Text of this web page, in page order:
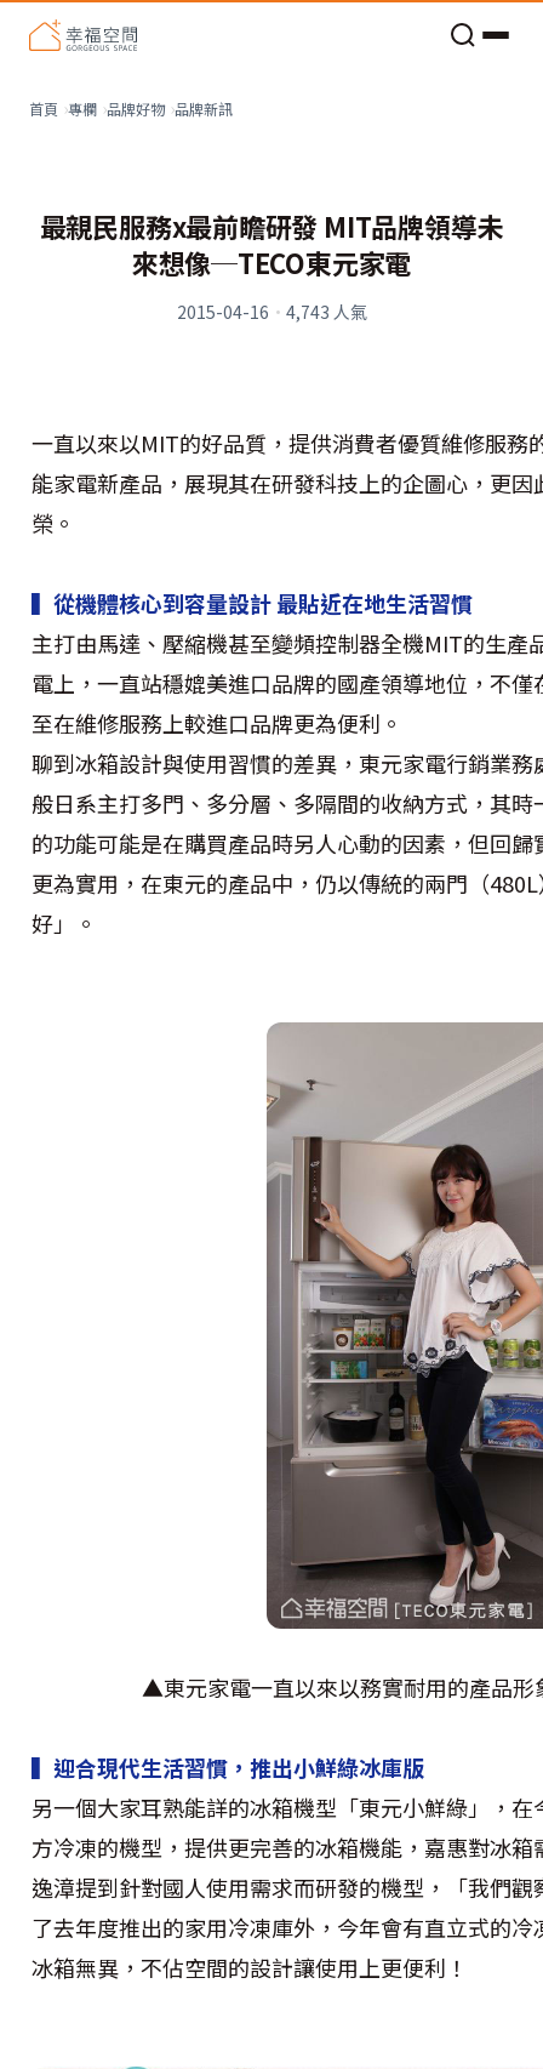
首頁 專欄 品牌好物 品牌新訊
最親民服務x最前瞻研發 MIT品牌領導未
來想像─TECO東元家電
2015-04-16 · 4,743 人氣
一直以來以MIT的好品質，提供消費者優質維修服務
能家電新產品，展現其在研發科技上的企圖心，更
榮。
▍從機體核心到容量設計 最貼近在地生活習慣
主打由馬達、壓縮機甚至變頻控制器全機MIT的生產
電上，一直站穩媲美進口品牌的國產領導地位，不
至在維修服務上較進口品牌更為便利。
聊到冰箱設計與使用習慣的差異，東元家電行銷業
般日系主打多門、多分層、多隔間的收納方式，其
的功能可能是在購買產品時另人心動的因素，但回
更為實用，在東元的產品中，仍以傳統的兩門（
好」。
▲東元家電一直以來以務實耐用的產品形
▍迎合現代生活習慣，推出小鮮綠冰庫版
另一個大家耳熟能詳的冰箱機型「東元小鮮綠」，
方冷凍的機型，提供更完善的冰箱機能，嘉惠對冰
逸漳提到針對國人使用需求而研發的機型，「我們
了去年度推出的家用冷凍庫外，今年會有直立式的
冰箱無異，不佔空間的設計讓使用上更便利！